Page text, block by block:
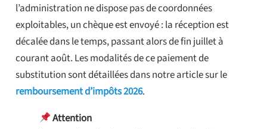
l’administration ne dispose pas de coordonnées
exploitables, un chèque est envoyé : la réception est
décalée dans le temps, passant alors de fin juillet à
courant août. Les modalités de ce paiement de
substitution sont détaillées dans notre article sur le
remboursement d’impôts 2026.
Attention